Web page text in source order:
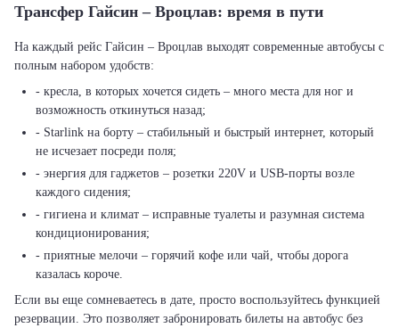
Трансфер Гайсин – Вроцлав: время в пути
На каждый рейс Гайсин – Вроцлав выходят современные автобусы с
полным набором удобств:
- кресла, в которых хочется сидеть – много места для ног и
возможность откинуться назад;
- Starlink на борту – стабильный и быстрый интернет, который
не исчезает посреди поля;
- энергия для гаджетов – розетки 220V и USB-порты возле
каждого сидения;
- гигиена и климат – исправные туалеты и разумная система
кондиционирования;
- приятные мелочи – горячий кофе или чай, чтобы дорога
казалась короче.
Если вы еще сомневаетесь в дате, просто воспользуйтесь функцией
резервации. Это позволяет забронировать билеты на автобус без